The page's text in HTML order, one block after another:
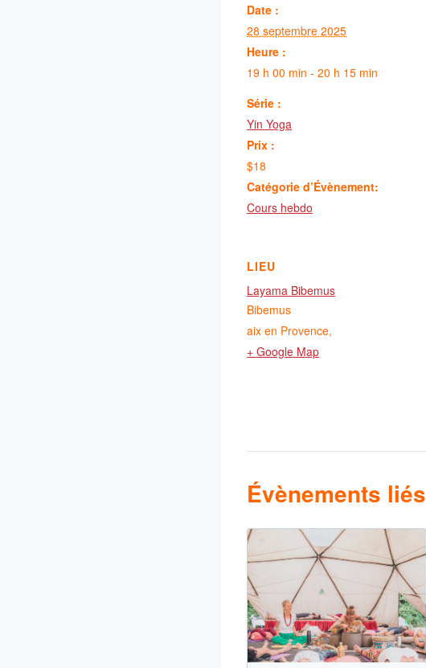
Date :
28 septembre 2025
Heure :
19 h 00 min - 20 h 15 min
Série :
Yin Yoga
Prix :
$18
Catégorie d’Évènement:
Cours hebdo
LIEU
Layama Bibemus
Bibemus
aix en Provence,
+ Google Map
Évènements liés